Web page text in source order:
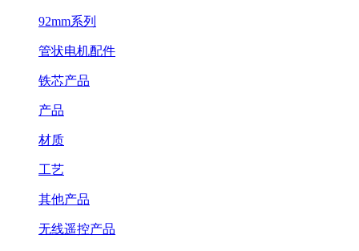
92mm系列
管状电机配件
铁芯产品
产品
材质
工艺
其他产品
无线遥控产品